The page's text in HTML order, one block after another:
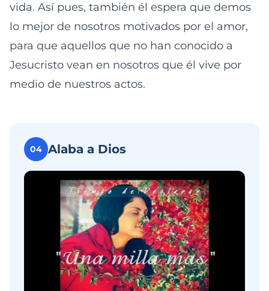
vida. Así pues, también él espera que demos
lo mejor de nosotros motivados por el amor,
para que aquellos que no han conocido a
Jesucristo vean en nosotros que él vive por
medio de nuestros actos.
04 Alaba a Dios